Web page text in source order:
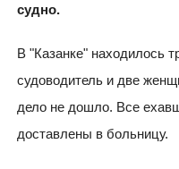
судно.
В "Казанке" находилось
судоводитель и две
дело не дошло. Все
доставлены в больницу.